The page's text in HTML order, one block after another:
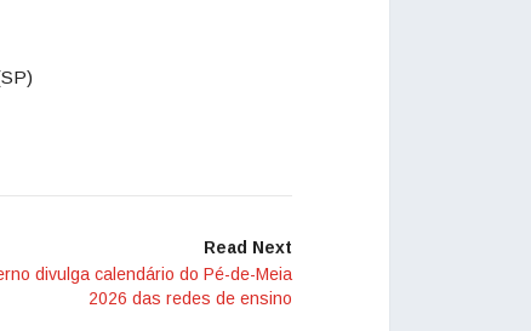
Read Next
divulga calendário do Pé-de-Meia
2026 das redes de ensino